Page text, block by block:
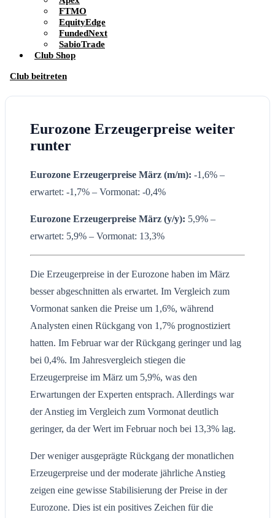
FTMO
EquityEdge
FundedNext
SabioTrade
Club Shop
Club beitreten
Eurozone Erzeugerpreise weiter
runter
Eurozone Erzeugerpreise März (m/m): -1,6% –
erwartet: -1,7% – Vormonat: -0,4%
Eurozone Erzeugerpreise März (y/y): 5,9% –
erwartet: 5,9% – Vormonat: 13,3%
Die Erzeugerpreise in der Eurozone haben im März
besser abgeschnitten als erwartet. Im Vergleich zum
Vormonat sanken die Preise um 1,6%, während
Analysten einen Rückgang von 1,7% prognostiziert
hatten. Im Februar war der Rückgang geringer und lag
bei 0,4%. Im Jahresvergleich stiegen die
Erzeugerpreise im März um 5,9%, was den
Erwartungen der Experten entsprach. Allerdings war
der Anstieg im Vergleich zum Vormonat deutlich
geringer, da der Wert im Februar noch bei 13,3% lag.
Der weniger ausgeprägte Rückgang der monatlichen
Erzeugerpreise und der moderate jährliche Anstieg
zeigen eine gewisse Stabilisierung der Preise in der
Eurozone. Dies ist ein positives Zeichen für die